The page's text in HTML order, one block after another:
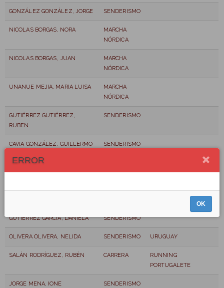
GONZÁLEZ GONZÁLEZ, JORGE SENDERISMO
NICOLAS BORGAS, NORA
MARCHA
NÓRDICA
NICOLAS BORGAS, JUAN
MARCHA
NÓRDICA
UNANUE MEJIA, MARIA LUISA
MARCHA
NÓRDICA
GUTIÉRREZ GUTIÉRREZ,
RUBEN
SENDERISMO
CAVIA GONZÁLEZ, GUILLERMO SENDERISMO
CAVIA ASTORQUIZA, NEREA
GUTIÉRREZ GARCÍA, DANIELA SENDERISMO
OLIVERA OLIVERA, NELIDA SENDERISMO URUGUAY
SALÁN RODRÍGUEZ, RUBÉN CARRERA
RUNNING
PORTUGALETE
JORGE MENA, IONE SENDERISMO
ERROR
OK